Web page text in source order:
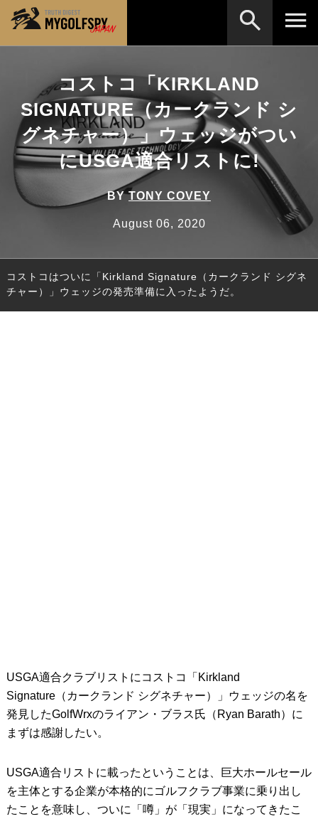
コストコ「KIRKLAND
SIGNATURE（カークランド シ
グネチャー）」ウェッジがつい
にUSGA適合リストに!
BYTONY COVEY
August 06, 2020
コストコはついに「Kirkland Signature（カークランド シグネ
チャー）」ウェッジの発売準備に入ったようだ。
USGA適合クラブリストにコストコ「Kirkland
Signature（カークランド シグネチャー）」ウェッジの名を
発見したGolfWrxのライアン・ブラス氏（Ryan Barath）に
まずは感謝したい。
USGA適合リストに載ったということは、巨大ホールセール
を主体とする企業が本格的にゴルフクラブ事業に乗り出し
たことを意味し、ついに「噂」が「現実」になってきたこ
MOST WANTED テストランキング
NEW RELEASES 新製品情報
HOW TO ゴルフ上達・実践テクニック
LAB テスト・データ検証
Golf News ゴルフニュース
製品レビュー
FAIRWAY WOODS フェアウェイウッド
HYBRIDS ハイブリッド
※メーカー名やクラブ名など、検索したい事柄を入
力してください。
検索